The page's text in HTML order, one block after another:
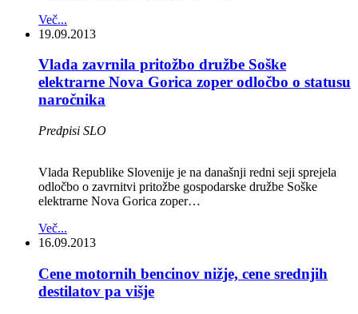
Več...
19.09.2013
Vlada zavrnila pritožbo družbe Soške
elektrarne Nova Gorica zoper odločbo o statusu
naročnika
Predpisi SLO
Vlada Republike Slovenije je na današnji redni seji sprejela
odločbo o zavrnitvi pritožbe gospodarske družbe Soške
elektrarne Nova Gorica zoper…
Več...
16.09.2013
Cene motornih bencinov nižje, cene srednjih
destilatov pa višje